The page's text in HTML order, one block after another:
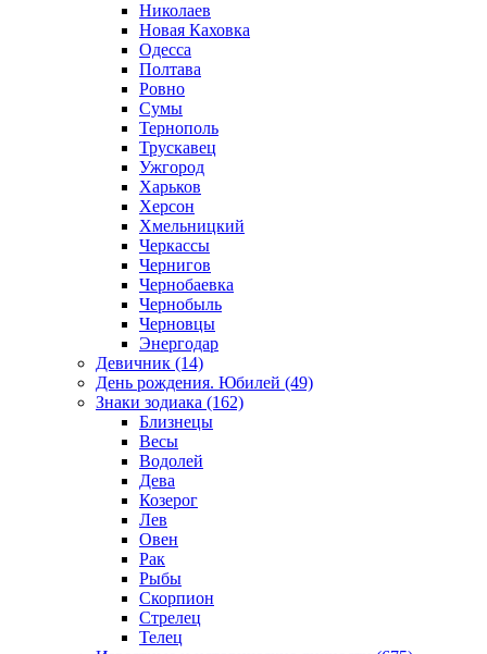
Николаев
Новая Каховка
Одесса
Полтава
Ровно
Сумы
Тернополь
Трускавец
Ужгород
Харьков
Херсон
Хмельницкий
Черкассы
Чернигов
Чернобаевка
Чернобыль
Черновцы
Энергодар
Девичник (14)
День рождения. Юбилей (49)
Знаки зодиака (162)
Близнецы
Весы
Водолей
Дева
Козерог
Лев
Овен
Рак
Рыбы
Скорпион
Стрелец
Телец